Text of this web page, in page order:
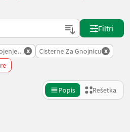
Filtri
I Navodnjavanje
x Cisterne Za Gnojnicu x
Popis Rešetka